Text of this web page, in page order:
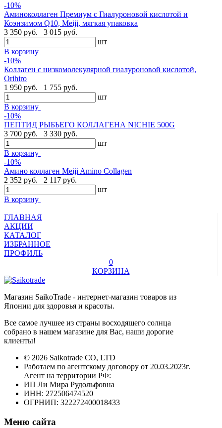
-10%
Аминоколлаген Премиум c Гиалуроновой кислотой и
Коэнзимом Q10, Meiji, мягкая упаковка
3 350 руб.
3 015 руб.
шт
В корзину
-10%
Коллаген с низкомолекулярной гиалуроновой кислотой,
Orihiro
1 950 руб.
1 755 руб.
шт
В корзину
-10%
ПЕПТИД РЫБЬЕГО КОЛЛАГЕНА NICHIE 500G
3 700 руб.
3 330 руб.
шт
В корзину
-10%
Амино коллаген Meiji Amino Collagen
2 352 руб.
2 117 руб.
шт
В корзину
ГЛАВНАЯ
АКЦИИ
КАТАЛОГ
ИЗБРАННОЕ
ПРОФИЛЬ
0
КОРЗИНА
Магазин SaikoTrade - интернет-магазин товаров из
Японии для здоровья и красоты.
Все самое лучшее из страны восходящего солнца
собрано в нашем магазине для Вас, наши дорогие
клиенты!
© 2026 Saikotrade CO, LTD
Работаем по агентскому договору от 20.03.2023г.
Агент на территории РФ:
ИП Ли Мира Рудольфовна
ИНН: 272506474520
ОГРНИП: 322272400018433
Меню сайта